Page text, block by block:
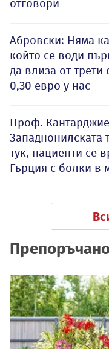
отговори
Абровски: Няма
който се води
да влиза от трети
0,30 евро у нас
Проф.
Западнонилската
тук, пациенти се
Гърция с болки в